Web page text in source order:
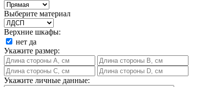
Выберите материал
Верхние шкафы:
нет да
Укажите размер:
Укажите личные данные: